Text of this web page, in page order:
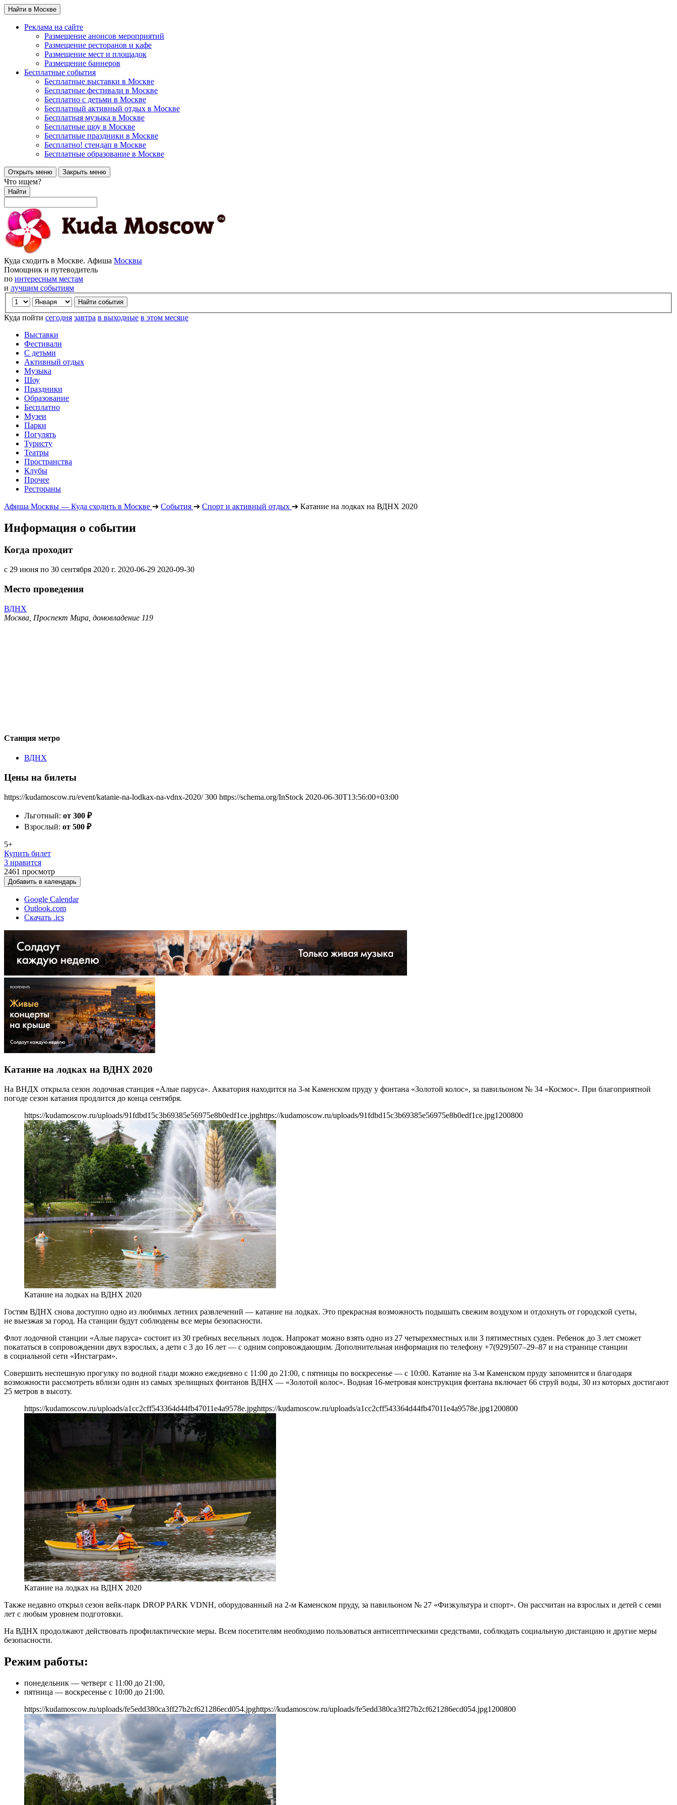
Найти в Москве
Реклама на сайте
Размещение анонсов мероприятий
Размещение ресторанов и кафе
Размещение мест и площадок
Размещение баннеров
Бесплатные события
Бесплатные выставки в Москве
Бесплатные фестивали в Москве
Бесплатно с детьми в Москве
Бесплатный активный отдых в Москве
Бесплатная музыка в Москве
Бесплатные шоу в Москве
Бесплатные праздники в Москве
Бесплатно! стендап в Москве
Бесплатные образование в Москве
Открыть меню Закрыть меню
Что ищем?
Найти
Куда сходить в Москве. Афиша Москвы
Помощник и путеводитель
по интересным местам
и лучшим событиям
Куда пойти сегодня завтра в выходные в этом месяце
Выставки
Фестивали
С детьми
Активный отдых
Музыка
Шоу
Праздники
Образование
Бесплатно
Музеи
Парки
Погулять
Туристу
Театры
Пространства
Клубы
Прочее
Рестораны
Афиша Москвы — Куда сходить в Москве ➔ События ➔ Спорт и активный отдых ➔ Катание на лодках на ВДНХ 2020
Информация о событии
Когда проходит
с 29 июня по 30 сентября 2020 г. 2020-06-29 2020-09-30
Место проведения
ВДНХ
Москва, Проспект Мира, домовладение 119
Станция метро
ВДНХ
Цены на билеты
https://kudamoscow.ru/event/katanie-na-lodkax-na-vdnx-2020/ 300 https://schema.org/InStock 2020-06-30T13:56:00+03:00
Льготный: от 300 ₽
Взрослый: от 500 ₽
5+
Купить билет
3 нравится
2461 просмотр
Добавить в календарь
Google Calendar
Outlook.com
Скачать .ics
Катание на лодках на ВДНХ 2020
На ВНДХ открыла сезон лодочная станция «Алые паруса». Акватория находится на 3-м Каменском пруду у фонтана «Золотой колос», за павильоном № 34 «Космос». При благоприятной
погоде сезон катания продлится до конца сентября.
https://kudamoscow.ru/uploads/91fdbd15c3b69385e56975e8b0edf1ce.jpghttps://kudamoscow.ru/uploads/91fdbd15c3b69385e56975e8b0edf1ce.jpg1200800
Катание на лодках на ВДНХ 2020
Гостям ВДНХ снова доступно одно из любимых летних развлечений — катание на лодках. Это прекрасная возможность подышать свежим воздухом и отдохнуть от городской суеты,
не выезжая за город. На станции будут соблюдены все меры безопасности.
Флот лодочной станции «Алые паруса» состоит из 30 гребных весельных лодок. Напрокат можно взять одно из 27 четырехместных или 3 пятиместных суден. Ребенок до 3 лет сможет
покататься в сопровождении двух взрослых, а дети с 3 до 16 лет — с одним сопровождающим. Дополнительная информация по телефону +7(929)507–29–87 и на странице станции
в социальной сети «Инстаграм».
Совершить неспешную прогулку по водной глади можно ежедневно с 11:00 до 21:00, с пятницы по воскресенье — с 10:00. Катание на 3-м Каменском пруду запомнится и благодаря
возможности рассмотреть вблизи один из самых зрелищных фонтанов ВДНХ — «Золотой колос». Водная 16-метровая конструкция фонтана включает 66 струй воды, 30 из которых достигают
25 метров в высоту.
https://kudamoscow.ru/uploads/a1cc2cff543364d44fb47011e4a9578e.jpghttps://kudamoscow.ru/uploads/a1cc2cff543364d44fb47011e4a9578e.jpg1200800
Катание на лодках на ВДНХ 2020
Также недавно открыл сезон вейк-парк DROP PARK VDNH, оборудованный на 2-м Каменском пруду, за павильоном № 27 «Физкультура и спорт». Он рассчитан на взрослых и детей с семи
лет с любым уровнем подготовки.
На ВДНХ продолжают действовать профилактические меры. Всем посетителям необходимо пользоваться антисептическими средствами, соблюдать социальную дистанцию и другие меры
безопасности.
Режим работы:
понедельник — четверг с 11:00 до 21:00,
пятница — воскресенье с 10:00 до 21:00.
https://kudamoscow.ru/uploads/fe5edd380ca3ff27b2cf621286ecd054.jpghttps://kudamoscow.ru/uploads/fe5edd380ca3ff27b2cf621286ecd054.jpg1200800